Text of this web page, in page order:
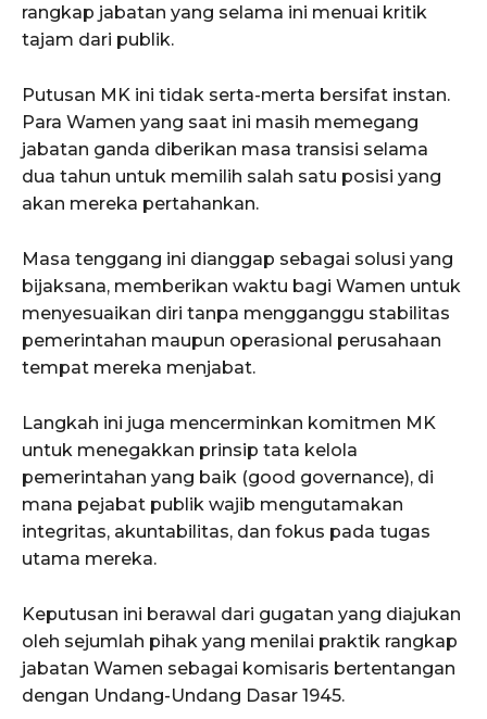
rangkap jabatan yang selama ini menuai kritik
tajam dari publik.
Putusan MK ini tidak serta-merta bersifat instan.
Para Wamen yang saat ini masih memegang
jabatan ganda diberikan masa transisi selama
dua tahun untuk memilih salah satu posisi yang
akan mereka pertahankan.
Masa tenggang ini dianggap sebagai solusi yang
bijaksana, memberikan waktu bagi Wamen untuk
menyesuaikan diri tanpa mengganggu stabilitas
pemerintahan maupun operasional perusahaan
tempat mereka menjabat.
Langkah ini juga mencerminkan komitmen MK
untuk menegakkan prinsip tata kelola
pemerintahan yang baik (good governance), di
mana pejabat publik wajib mengutamakan
integritas, akuntabilitas, dan fokus pada tugas
utama mereka.
Keputusan ini berawal dari gugatan yang diajukan
oleh sejumlah pihak yang menilai praktik rangkap
jabatan Wamen sebagai komisaris bertentangan
dengan Undang-Undang Dasar 1945.